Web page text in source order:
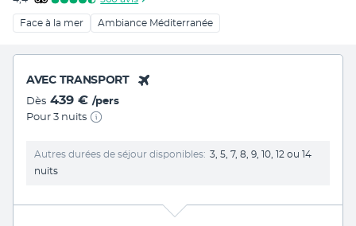
Face à la mer Ambiance Méditerranée
AVEC TRANSPORT
Dès 439 € /pers
Pour 3 nuits
Autres durées de séjour disponibles
3, 5, 7, 8, 9, 10, 12 ou 14
nuits